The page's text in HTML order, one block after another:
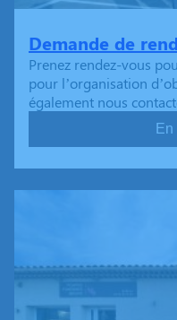
Demande de
Prenez rendez-vous
pour l’organisation
également nous